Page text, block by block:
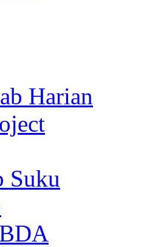
Harian
Suku